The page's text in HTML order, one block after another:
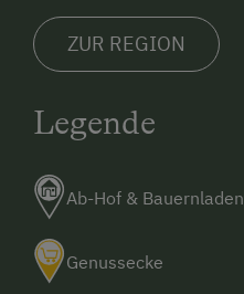
ZUR REGION
Legende
Ab-Hof & Bauernladen
Genussecke